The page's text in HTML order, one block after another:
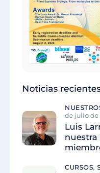
Noticias
de julio de
Luis
nuestra
CURSOS,